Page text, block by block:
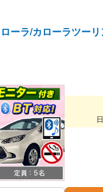
ーラ/カローラツーリ